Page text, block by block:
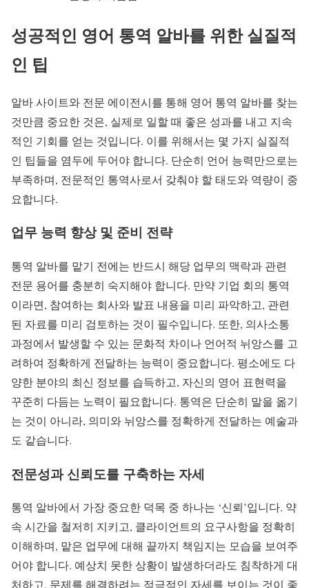
성공적인 영어 통역 알바를 위한 실질적
인 팁
알바 사이트와 전문 에이전시를 통해 영어 통역 알바를 찾는
것만큼 중요한 것은, 실제로 일할 때 좋은 성과를 내고 지속
적인 기회를 얻는 것입니다. 이를 위해서는 몇 가지 실질적
인 팁들을 염두에 두어야 합니다. 단순히 언어 능력만으로는
부족하며, 전문적인 통역사로서 갖춰야 할 태도와 역량이 중
요합니다.
업무 능력 향상 및 준비 전략
통역 알바를 맡기 전에는 반드시 해당 업무의 맥락과 관련
전문 용어를 충분히 숙지해야 합니다. 만약 기업 회의 통역
이라면, 참여하는 회사와 발표 내용을 미리 파악하고, 관련
된 자료를 미리 검토하는 것이 필수입니다. 또한, 의사소통
과정에서 발생할 수 있는 문화적 차이나 언어적 뉘앙스를 고
려하여 정확하게 전달하는 능력이 중요합니다. 평소에도 다
양한 분야의 최신 정보를 습득하고, 자신의 영어 표현력을
꾸준히 다듬는 노력이 필요합니다. 통역은 단순히 말을 옮기
는 것이 아니라, 의미와 뉘앙스를 정확하게 전달하는 예술과
도 같습니다.
전문성과 신뢰도를 구축하는 자세
통역 알바에서 가장 중요한 덕목 중 하나는 ‘신뢰’입니다. 약
속 시간을 철저히 지키고, 클라이언트의 요구사항을 정확히
이해하며, 맡은 업무에 대해 끝까지 책임지는 모습을 보여주
어야 합니다. 예상치 못한 상황이 발생하더라도 침착하게 대
처하고, 문제를 해결하려는 적극적인 자세를 보이는 것이 좋